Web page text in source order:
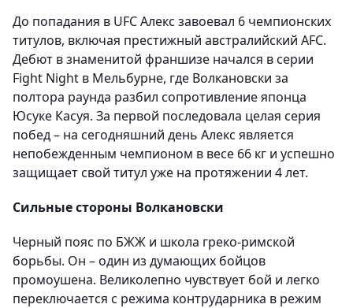
До попадания в UFC Алекс завоевал 6 чемпионских
титулов, включая престижный австралийский AFC.
Дебют в знаменитой франшизе начался в серии
Fight Night в Мельбурне, где Волкановски за
полтора раунда разбил сопротивление японца
Юсуке Касуя. За первой последовала целая серия
побед – на сегодняшний день Алекс является
непобежденным чемпионом в весе 66 кг и успешно
защищает свой титул уже на протяжении 4 лет.
Сильные стороны Волкановски
Черный пояс по БЖЖ и школа греко-римской
борьбы. Он – один из думающих бойцов
промоушена. Великолепно чувствует бой и легко
переключается с режима контрударника в режим